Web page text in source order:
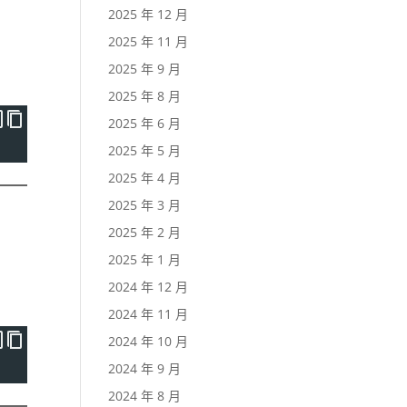
2025 年 12 月
2025 年 11 月
2025 年 9 月
2025 年 8 月
2025 年 6 月
2025 年 5 月
2025 年 4 月
2025 年 3 月
2025 年 2 月
2025 年 1 月
2024 年 12 月
2024 年 11 月
2024 年 10 月
2024 年 9 月
2024 年 8 月